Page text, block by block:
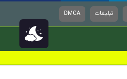
تبلیغات DMCA